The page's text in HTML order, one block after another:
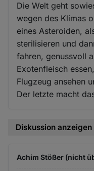
Die Welt geht
wegen des Klimas
eines Asteroiden,
sterilisieren und
fahren, genussvoll
Exotenfleisch
Flugzeug ansehen
Der letzte macht
Diskussion anzeigen
Achim Stößer (nicht